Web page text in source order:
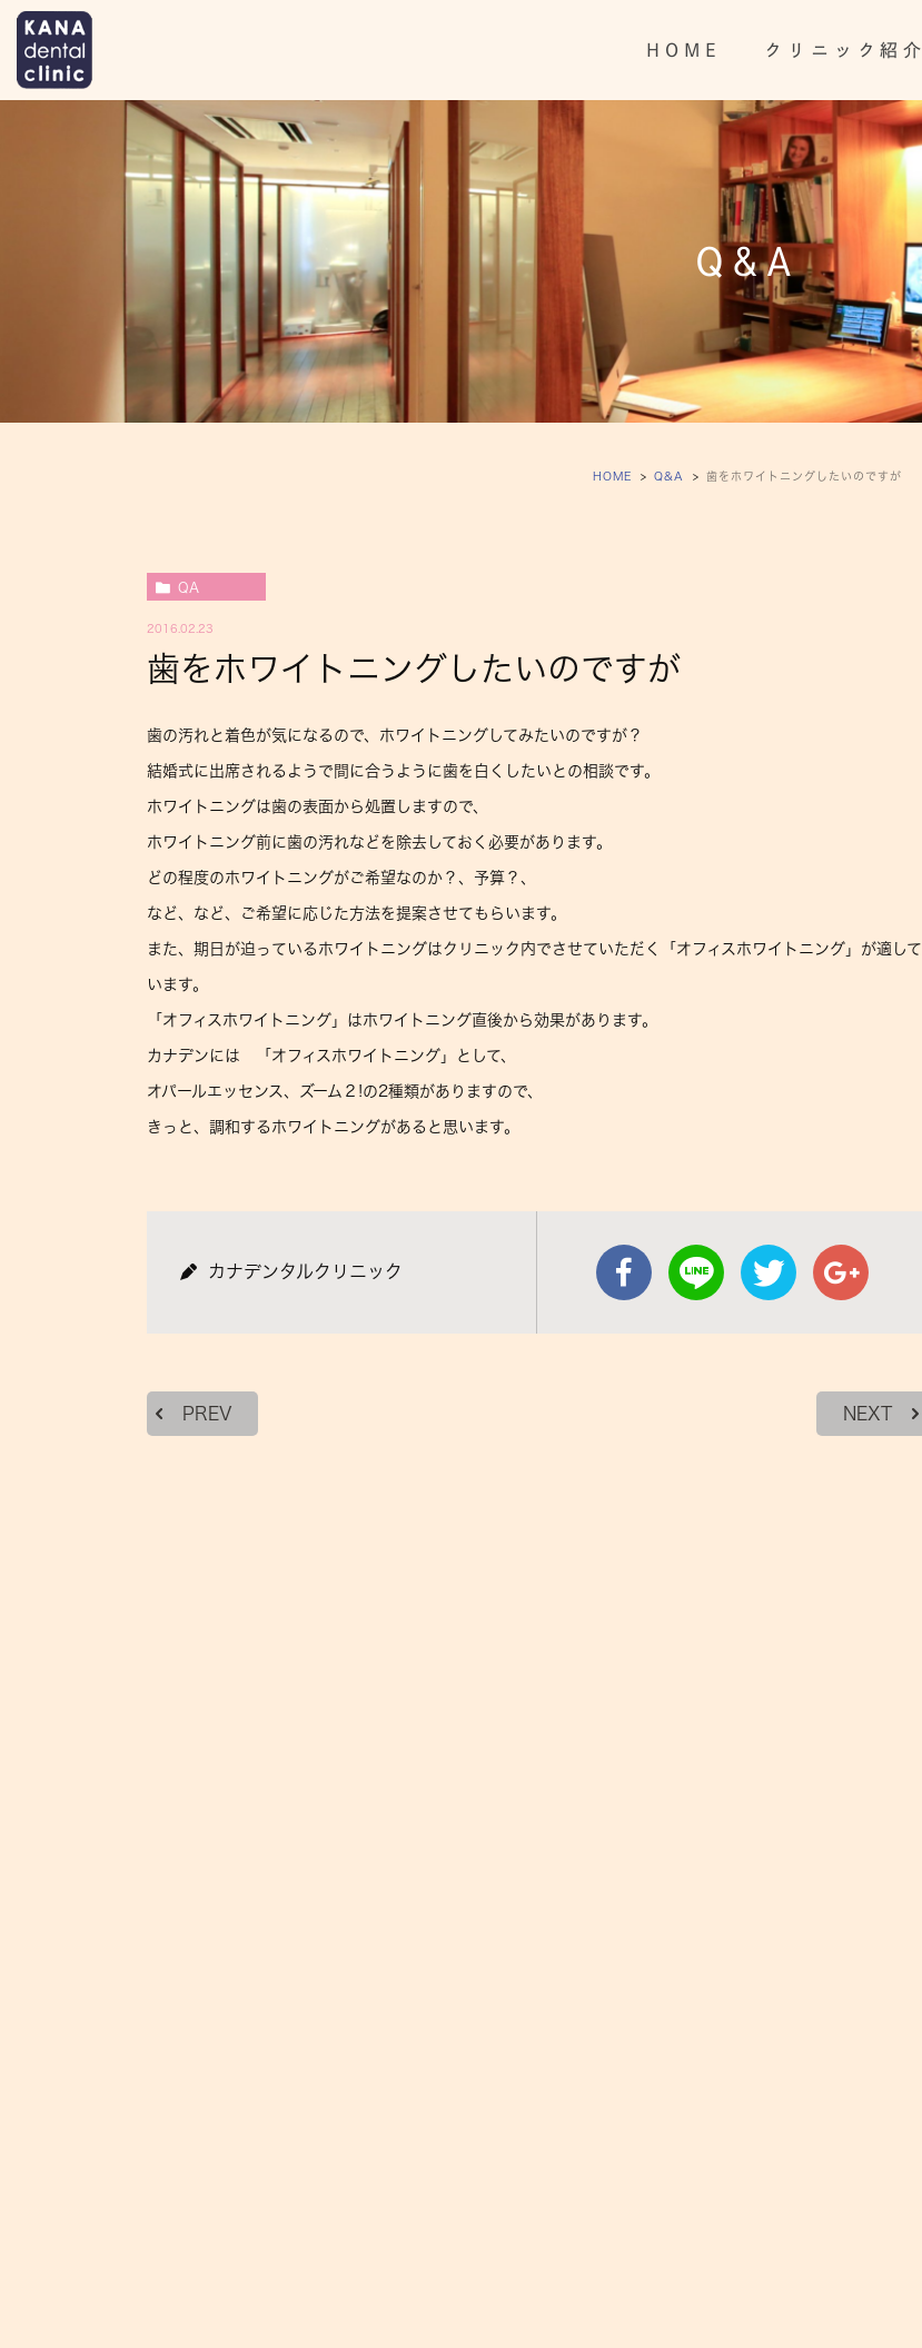
HOME クリニック紹介
Q&A
HOME Q&A 歯をホワイトニングしたいのですが
QA
2016.02.23
歯をホワイトニングしたいのですが
歯の汚れと着色が気になるので、ホワイトニングしてみたいのですが？
結婚式に出席されるようで間に合うように歯を白くしたいとの相談です。
ホワイトニングは歯の表面から処置しますので、
ホワイトニング前に歯の汚れなどを除去しておく必要があります。
どの程度のホワイトニングがご希望なのか？、予算？、
など、など、ご希望に応じた方法を提案させてもらいます。
また、期日が迫っているホワイトニングはクリニック内でさせていただく「オフィスホワイトニング」が適して
います。
「オフィスホワイトニング」はホワイトニング直後から効果があります。
カナデンには 「オフィスホワイトニング」として、
オパールエッセンス、ズーム２!の2種類がありますので、
きっと、調和するホワイトニングがあると思います。
カナデンタルクリニック
PREV NEXT